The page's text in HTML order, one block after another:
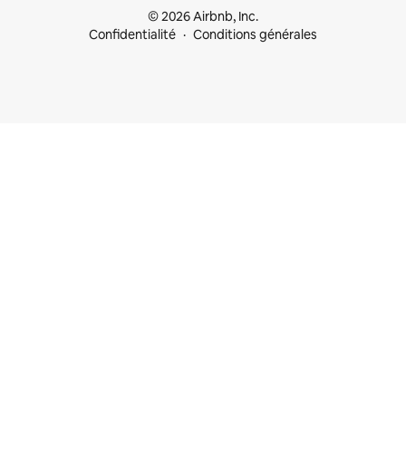
© 2026 Airbnb, Inc.
Confidentialité
Conditions générales